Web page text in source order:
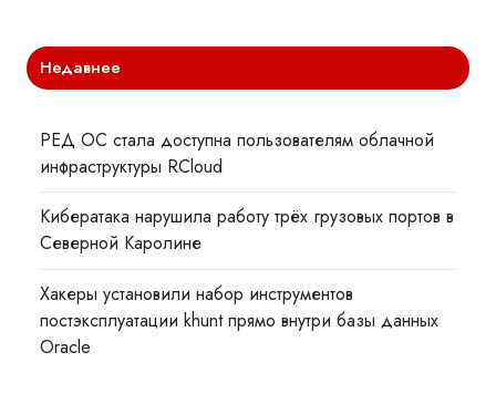
Недавнее
РЕД ОС стала доступна пользователям облачной
инфраструктуры RCloud
Кибератака нарушила работу трёх грузовых портов в
Северной Каролине
Хакеры установили набор инструментов
постэксплуатации khunt прямо внутри базы данных
Oracle